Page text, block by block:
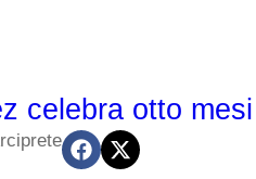
celebra otto